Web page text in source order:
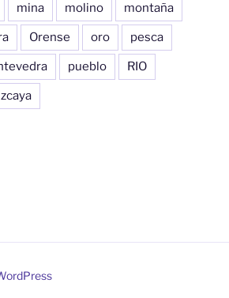
mina molino montaña
Orense oro pesca
pueblo RIO